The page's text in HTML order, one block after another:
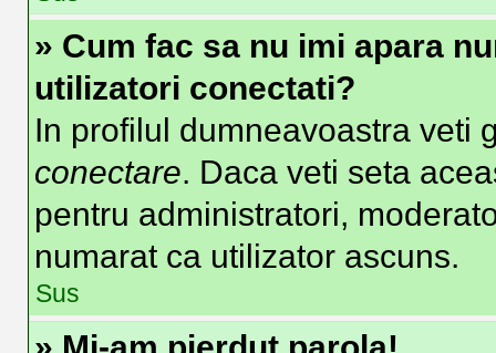
» Cum fac sa nu imi apara
utilizatori conectati?
In profilul dumneavoastra veti
conectare. Daca veti seta
pentru administratori,
numarat ca utilizator ascuns.
Sus